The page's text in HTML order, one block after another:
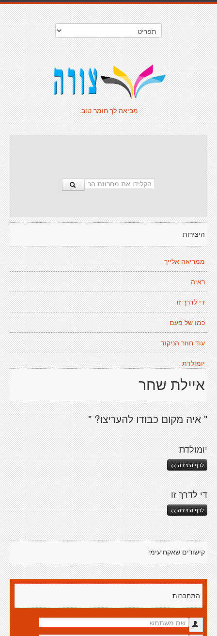
מביאה לך חומר טוב.
היצירות
ממריאה אלייך
ראיה
די לדרך זו
כמו של פעם
עוד חוזר הניקוד
יומולדת
איילת שחר
" איה מקום כבודו להעריצו? "
יומולדת
לדף היצירה >>
די לדרך זו
לדף היצירה >>
קישורים שאקח עימי
התחברות